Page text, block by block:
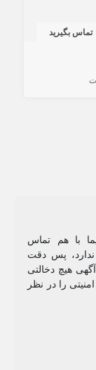
تماس بگیرید
با هم تماس
پس دقت
هیچ دخالتی
را در نظر